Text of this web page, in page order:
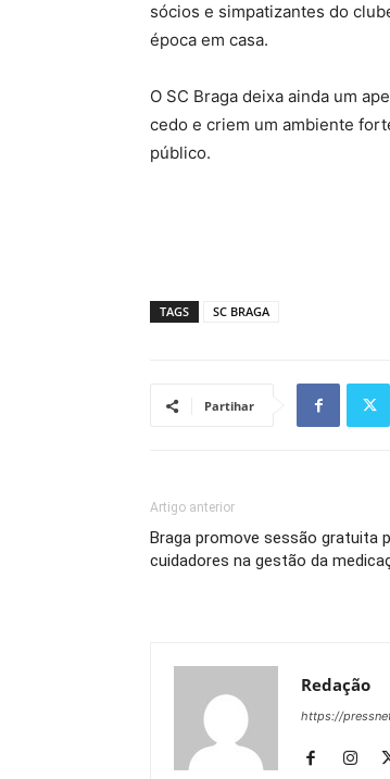
sócios e simpatizantes do
época em casa.
O SC Braga deixa ainda um
cedo e criem um ambiente
público.
TAGS SC BRAGA
Partihar
Artigo anterior
Braga promove sessão gratuita
cuidadores na gestão da
Redação
https://